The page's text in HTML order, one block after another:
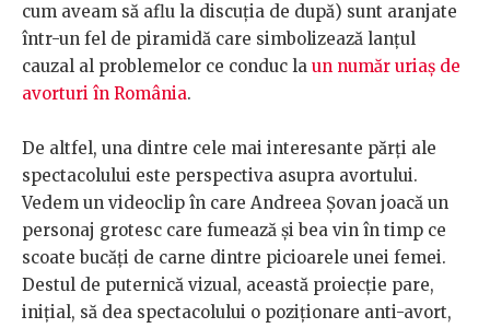
cum aveam să aflu la discuţia de după) sunt aranjate
într-un fel de piramidă care simbolizează lanţul
cauzal al problemelor ce conduc la un număr uriaş de
avorturi în România.
De altfel, una dintre cele mai interesante părţi ale
spectacolului este perspectiva asupra avortului.
Vedem un videoclip în care Andreea Şovan joacă un
personaj grotesc care fumează şi bea vin în timp ce
scoate bucăţi de carne dintre picioarele unei femei.
Destul de puternică vizual, această proiecţie pare,
iniţial, să dea spectacolului o poziţionare anti-avort,